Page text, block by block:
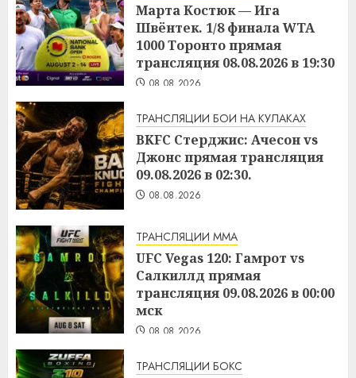
Марта Костюк — Ига
Швёнтек. 1/8 финала WTA
1000 Торонто прямая
трансляция 08.08.2026 в 19:30
08.08.2026
ТРАНСЛЯЦИИ БОИ НА КУЛАКАХ
BKFC Стерджис: Ачесон vs
Джонс прямая трансляция
09.08.2026 в 02:30.
08.08.2026
ТРАНСЛЯЦИИ ММА
UFC Vegas 120: Гамрот vs
Салкиллд прямая
трансляция 09.08.2026 в 00:00
мск
08.08.2026
ТРАНСЛЯЦИИ БОКС